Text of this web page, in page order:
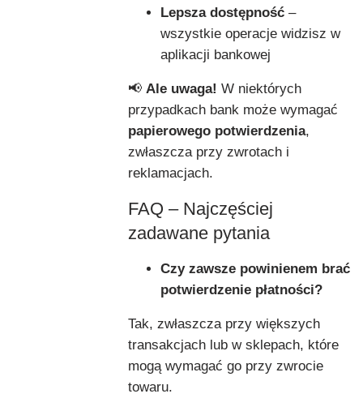
Lepsza dostępność –
wszystkie operacje widzisz w
aplikacji bankowej
📢 Ale uwaga! W niektórych
przypadkach bank może wymagać
papierowego potwierdzenia,
zwłaszcza przy zwrotach i
reklamacjach.
FAQ – Najczęściej
zadawane pytania
Czy zawsze powinienem brać
potwierdzenie płatności?
Tak, zwłaszcza przy większych
transakcjach lub w sklepach, które
mogą wymagać go przy zwrocie
towaru.